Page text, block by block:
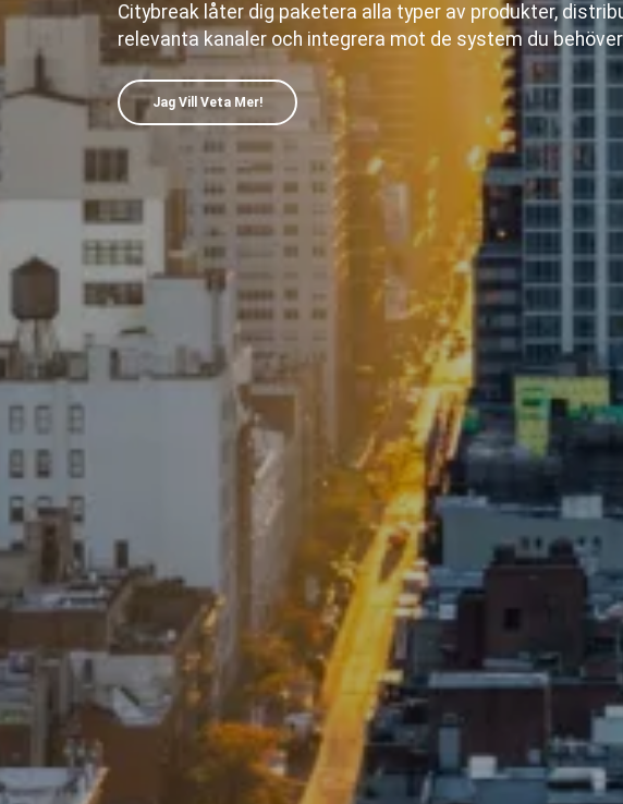
Citybreak låter dig paketera alla typer av produkter,
relevanta kanaler och integrera mot de system du
Jag Vill Veta Mer!